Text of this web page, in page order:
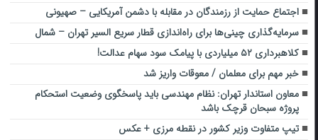
اجتماع حمایت از رزمندگان در مقابله با دشمن آمریکایی – صهیونی
سرمایه‌گذاری چینی‌ها برای راه‌اندازی قطار سریع السیر تهران – شمال
کلاهبرداری ۵۲ میلیاردی با پیامک سود سهام عدالت!
خبر مهم برای معلمان / معوقات واریز شد
معاون استاندار تهران: نظام مهندسی باید پاسخگوی وضعیت استحکام
پروژه سبحان قرچک باشد
تیپ متفاوت وزیر کشور در نقطه مرزی + عکس